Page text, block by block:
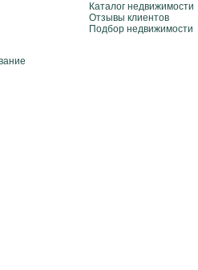
Каталог недвижимости
Отзывы клиентов
Подбор недвижимости